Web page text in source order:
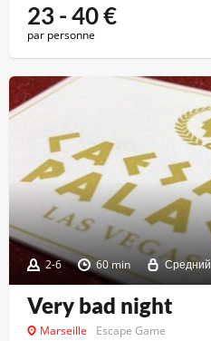
23 - 40€
par personne
2-6 60 min Средний
Very bad night
Marseille Escape Game